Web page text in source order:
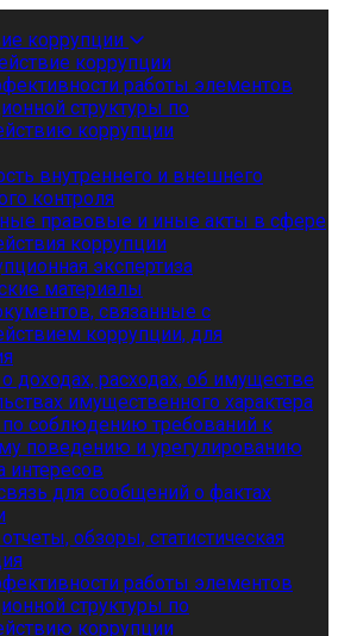
коррупции
коррупции
работы элементов
структуры по
коррупции
внутреннего и внешнего
контроля
правовые и иные акты в сфере
коррупции
экспертиза
материалы
связанные с
коррупции, для
доходах, расходах, об имуществе
имущественного характера
соблюдению требований к
поведению и урегулированию
интересов
для сообщений о фактах
обзоры, статистическая
работы элементов
структуры по
коррупции